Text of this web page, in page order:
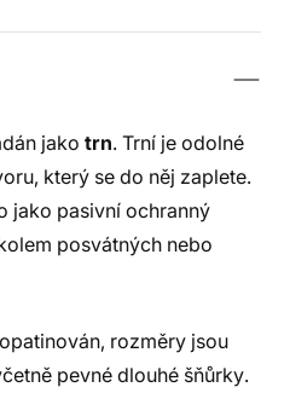
jako trn. Trní je odolné
který se do něj zaplete.
jako pasivní ochranný
posvátných nebo
rozměry jsou
pevné dlouhé šňůrky.